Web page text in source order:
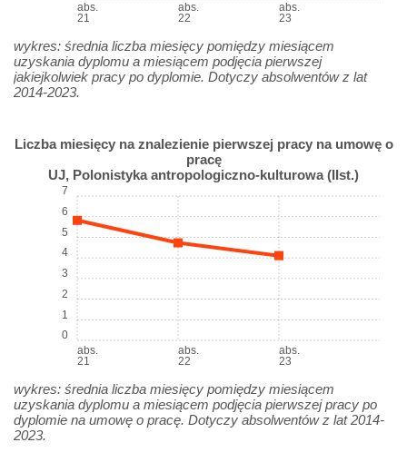
abs.
21
abs.
22
abs.
23
wykres: średnia liczba miesięcy pomiędzy miesiącem
uzyskania dyplomu a miesiącem podjęcia pierwszej
jakiejkolwiek pracy po dyplomie. Dotyczy absolwentów z lat
2014-2023.
Liczba miesięcy na znalezienie pierwszej pracy na umowę o
pracę
UJ, Polonistyka antropologiczno-kulturowa (IIst.)
abs.
21
abs.
22
abs.
23
0
1
2
3
4
5
6
7
wykres: średnia liczba miesięcy pomiędzy miesiącem
uzyskania dyplomu a miesiącem podjęcia pierwszej pracy po
dyplomie na umowę o pracę. Dotyczy absolwentów z lat 2014-
2023.